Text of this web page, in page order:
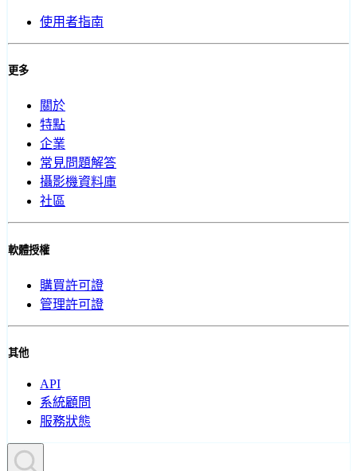
使用者指南
更多
關於
特點
企業
常見問題解答
攝影機資料庫
社區
軟體授權
購買許可證
管理許可證
其他
API
系統顧問
服務狀態